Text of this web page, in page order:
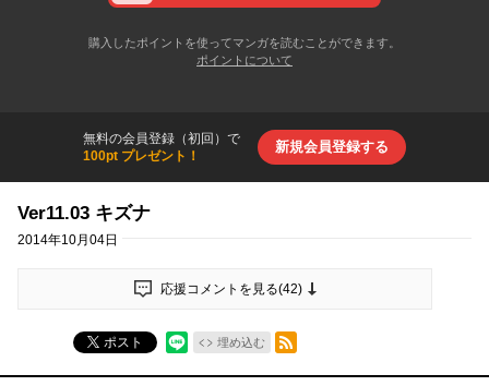
購入したポイントを使ってマンガを読むことができます。
ポイントについて
無料の会員登録（初回）で
100pt プレゼント！
新規会員登録する
Ver11.03 キズナ
2014年10月04日
応援コメントを見る(42)
ポスト 埋め込む
RSSフィード